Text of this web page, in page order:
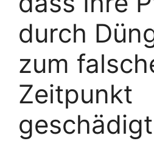
durch
zum
Zeitpunkt